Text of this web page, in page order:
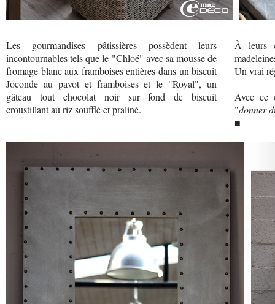
Les gourmandises pâtissières possèdent leurs
incontournables tels que le "Chloé" avec sa mousse de
fromage blanc aux framboises entières dans un biscuit
Joconde au pavot et framboises et le "Royal", un
gâteau tout chocolat noir sur fond de biscuit
croustillant au riz soufflé et praliné.
À leurs
Un vrai
Avec ce
"donner
■